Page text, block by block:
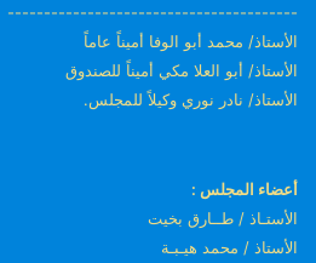
----------------------------------------
الأستاذ/ محمد أبو الوفا أميناً عاماً
الأستاذ/ أبو العلا مكي أميناً للصندوق
الأستاذ/ نادر نوري وكيلاً للمجلس.
أعضاء المجلس :
الأستـاذ / طــارق بخيت
الأستاذ / محمد هيـبـة